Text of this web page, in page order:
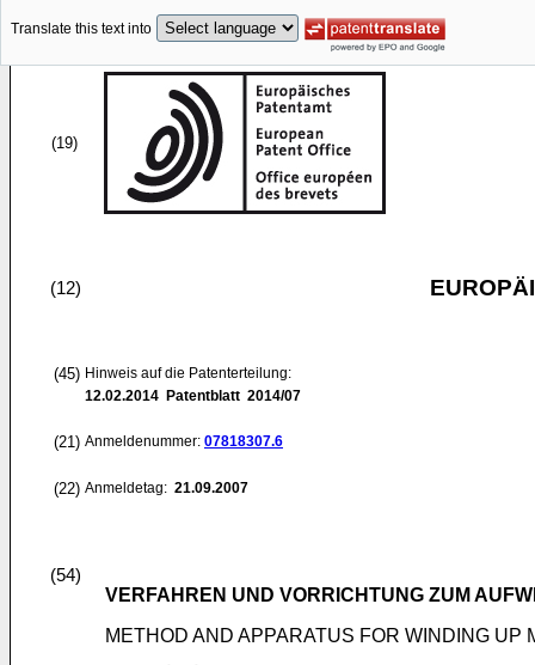
Translate this text into
(19)
(12)
(45) Hinweis auf die Patenterteilung:
12.02.2014 Patentblatt 2014/07
(21) Anmeldenummer: 07818307.6
(22) Anmeldetag: 21.09.2007
(54)
VERFAHREN UND VORRICHTUNG ZUM
METHOD AND APPARATUS FOR WINDING UP